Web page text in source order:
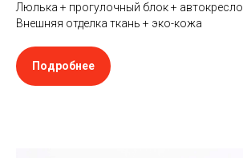
Люлька + прогулочный блок + автокресло
Внешняя отделка ткань + эко-кожа
Подробнее